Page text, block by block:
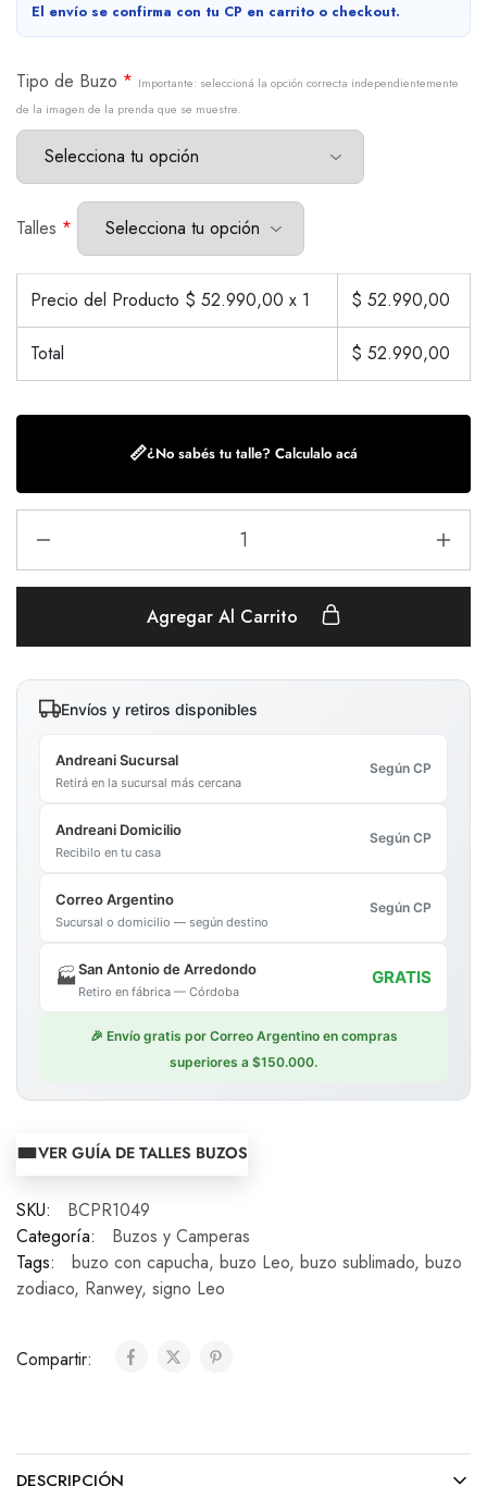
El envío se confirma con tu CP en carrito o checkout.
Tipo de Buzo * Importante: seleccioná la opción correcta independientemente
de la imagen de la prenda que se muestre.
Talles *
Precio del Producto $ 52.990,00 x 1 $ 52.990,00
Total $ 52.990,00
📏¿No sabés tu talle? Calculalo acá
Agregar Al Carrito
Envíos y retiros disponibles
Andreani Sucursal
Retirá en la sucursal más cercana
Según CP
Andreani Domicilio
Recibilo en tu casa
Según CP
Correo Argentino
Sucursal o domicilio — según destino
Según CP
🏭San Antonio de Arredondo
Retiro en fábrica — Córdoba
GRATIS
🎉 Envío gratis por Correo Argentino en compras
superiores a $150.000.
VER GUÍA DE TALLES BUZOS
SKU:
BCPR1049
Categoría:
Buzos y Camperas
Tags:
buzo con capucha, buzo Leo, buzo sublimado, buzo
zodiaco, Ranwey, signo Leo
Compartir:
DESCRIPCIÓN